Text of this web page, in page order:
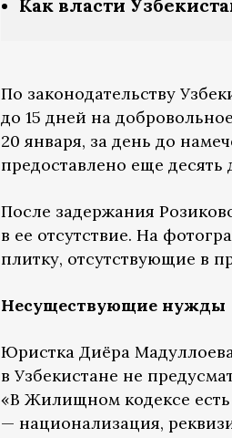
Как власти
По законодательству
до 15 дней на
20 января, за день до
предоставлено еще десять
После задержания
в ее отсутствие. На
плитку, отсутствующие в
Несуществующие нужды
Юристка Диёра
в Узбекистане не
«В Жилищном кодексе
— национализация,